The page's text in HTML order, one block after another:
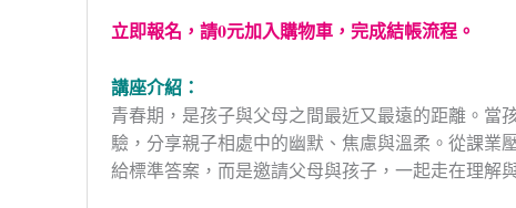
立即報名，請0元加入購物車，完成結帳流程。
講座介紹：
青春期，是孩子與父母之間最近又最遠的距離。當
驗，分享親子相處中的幽默、焦慮與溫柔。從課業
給標準答案，而是邀請父母與孩子，一起走在理解